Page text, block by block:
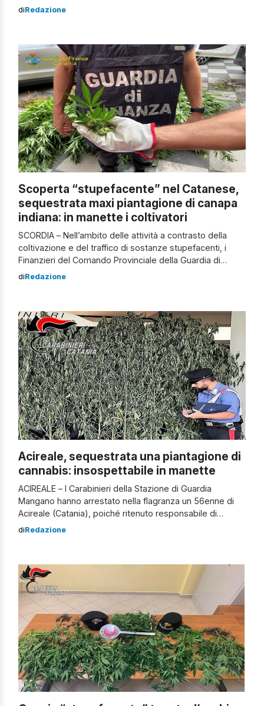
di stupefacenti, hanno arrestato una coppia di conviventi
piena vegetazione dell’altezza […]
diRedazione
Scoperta “stupefacente” nel Catanese,
sequestrata maxi piantagione di canapa
indiana: in manette i coltivatori
SCORDIA – Nell’ambito delle attività a contrasto della
coltivazione e del traffico di sostanze stupefacenti, i
Finanzieri del Comando Provinciale della Guardia di
Finanza di Catania hanno individuato e sequestrato a
un catanese di 30 anni e un albanese […]
diRedazione
Acireale, sequestrata una piantagione di
cannabis: insospettabile in manette
ACIREALE – I Carabinieri della Stazione di Guardia
Mangano hanno arrestato nella flagranza un 56enne di
Acireale (Catania), poiché ritenuto responsabile di
produzione illecita di sostanze stupefacenti. Al termine di
sorpreso l’uomo mentre all’interno di un fondo agricolo
di sua […]
diRedazione